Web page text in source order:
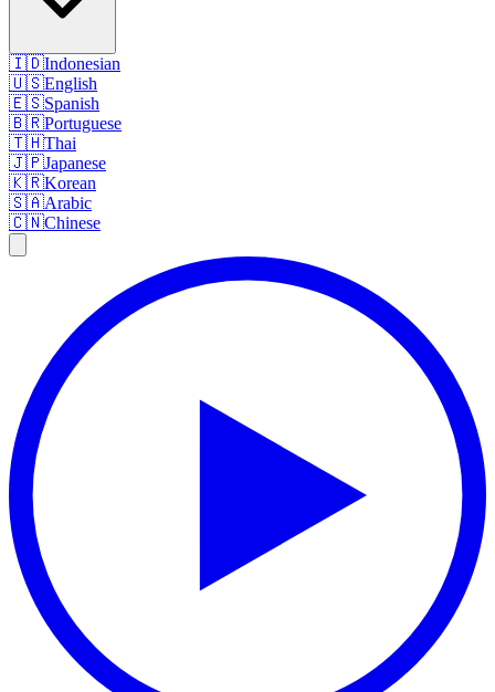
🇮🇩Indonesian
🇺🇸English
🇪🇸Spanish
🇧🇷Portuguese
🇹🇭Thai
🇯🇵Japanese
🇰🇷Korean
🇸🇦Arabic
🇨🇳Chinese